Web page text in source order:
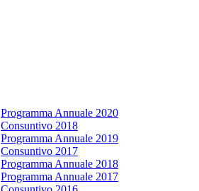
Programma Annuale 2020
Consuntivo 2018
Programma Annuale 2019
Consuntivo 2017
Programma Annuale 2018
Programma Annuale 2017